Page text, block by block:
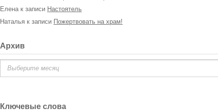
Еленак записи Настоятель
Наталья к записи Пожертвовать на храм!
Архив
Ключевые слова